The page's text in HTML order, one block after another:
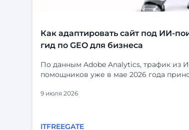
Как адаптировать сайт под ИИ-
гид по GEO для бизнеса
По данным Adobe Analytics, трафик из
помощников уже в мае 2026 года
органический поиск. Посетители,
изучают сайт и чаще принимают
9 июля 2026
ITFREEGATE